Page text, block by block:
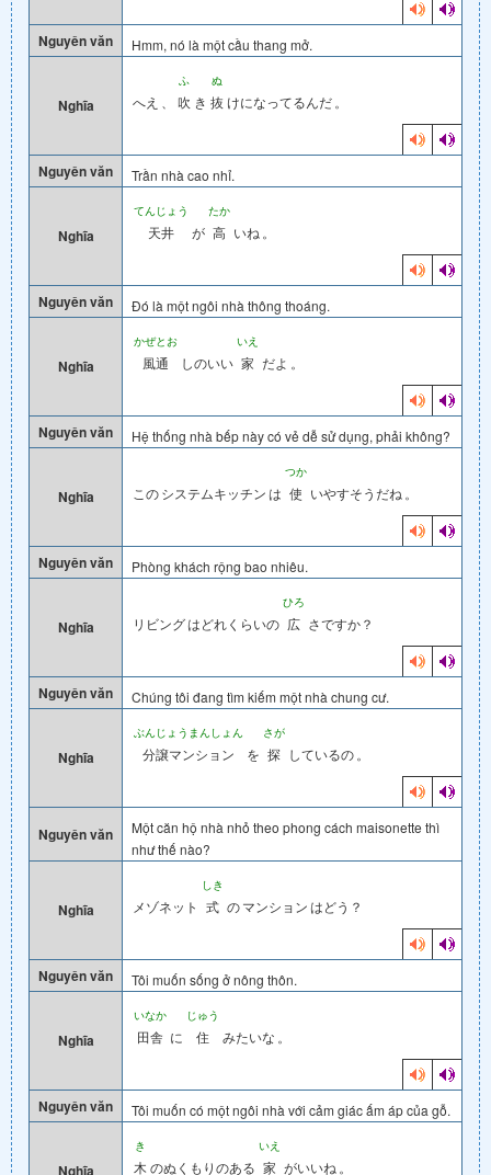
Nguyên văn Hmm, nó là một cầu thang mở.
Nghĩa へえ
ふ
吹 き
ぬ
抜 けになってるんだ 。
Nguyên văn Trần nhà cao nhỉ.
Nghĩa
てんじょう
天井 が
たか
高 いね 。
Nguyên văn Đó là một ngôi nhà thông thoáng.
Nghĩa
かぜとお
風通 しのいい
いえ
家 だよ 。
Nguyên văn Hệ thống nhà bếp này có vẻ dễ sử dụng, phải không?
Nghĩa このシステムキッチンは
つか
使 いやすそうだね 。
Nguyên văn Phòng khách rộng bao nhiêu.
Nghĩa リビングはどれくらいの
ひろ
広 さですか？
Nguyên văn Chúng tôi đang tìm kiếm một nhà chung cư.
Nghĩa
ぶんじょうまんしょん
分譲マンション を
さが
探 しているの 。
Nguyên văn
Một căn hộ nhà nhỏ theo phong cách maisonette thì
như thế nào?
Nghĩa メゾネット
しき
式 のマンションはどう？
Nguyên văn Tôi muốn sống ở nông thôn.
Nghĩa
いなか
田舎 に
じゅう
住 みたいな 。
Nguyên văn Tôi muốn có một ngôi nhà với cảm giác ấm áp của gỗ.
Nghĩa
き
木 のぬくもりのある
いえ
家 がいいね 。